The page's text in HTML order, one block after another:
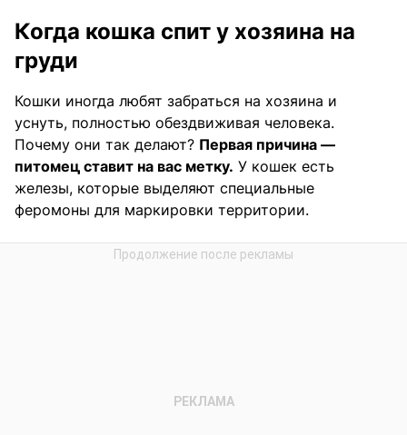
Когда кошка спит у хозяина на
груди
Кошки иногда любят забраться на хозяина и
уснуть, полностью обездвиживая человека.
Почему они так делают? Первая причина —
питомец ставит на вас метку. У кошек есть
железы, которые выделяют специальные
феромоны для маркировки территории.